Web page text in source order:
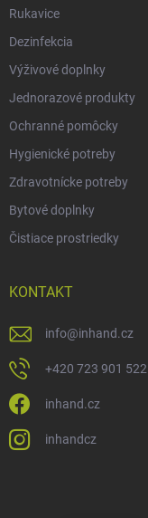
Rukavice
Dezinfekcia
Výživové doplnky
Jednorazové produkty
Ochranné pomôcky
Hygienické potreby
Zdravotnícke potreby
Bytové doplnky
Čistiace prostriedky
KONTAKT
info@inhand.cz
+420 723 901 522
inhand.cz
inhandcz